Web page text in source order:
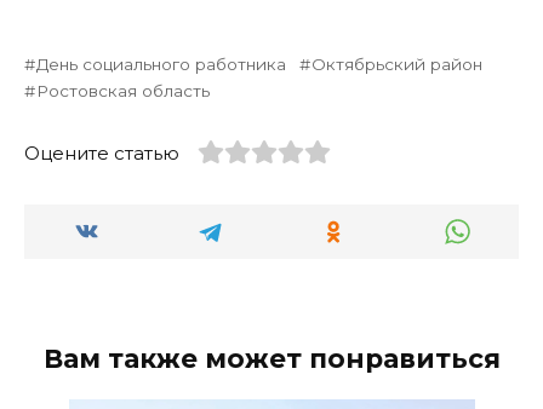
День социального работника
Октябрьский район
Ростовская область
Оцените статью
Вам также может понравиться